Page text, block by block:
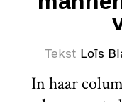
Tekst Loïs
In haar